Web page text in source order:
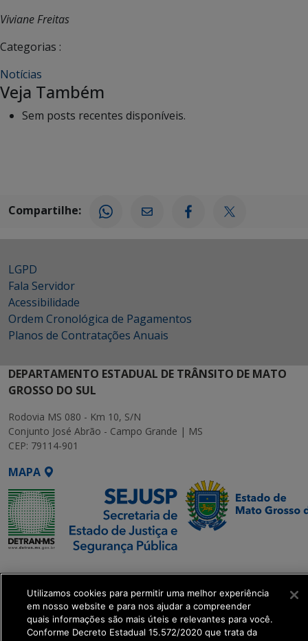
Viviane Freitas
Categorias :
Notícias
Veja Também
Sem posts recentes disponíveis.
Compartilhe:
LGPD
Fala Servidor
Acessibilidade
Ordem Cronológica de Pagamentos
Planos de Contratações Anuais
DEPARTAMENTO ESTADUAL DE TRÂNSITO DE MATO
GROSSO DO SUL
Rodovia MS 080 - Km 10, S/N
Conjunto José Abrão - Campo Grande | MS
CEP: 79114-901
MAPA
SETDIG | Secretaria-
Executiva de
Transformação Digital
Utilizamos cookies para permitir uma melhor experiência
em nosso website e para nos ajudar a compreender
quais informações são mais úteis e relevantes para você.
Conforme Decreto Estadual 15.572/2020 que trata da